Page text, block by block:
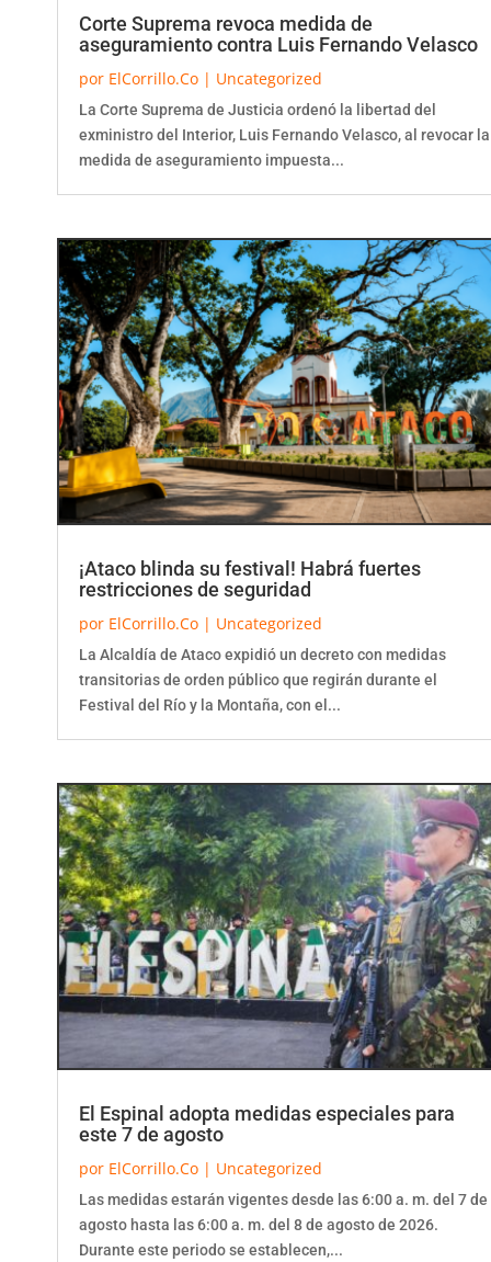
Corte Suprema revoca medida de
aseguramiento contra Luis Fernando Velasco
por ElCorrillo.Co | Uncategorized
La Corte Suprema de Justicia ordenó la libertad del
exministro del Interior, Luis Fernando Velasco, al revocar la
medida de aseguramiento impuesta...
¡Ataco blinda su festival! Habrá fuertes
restricciones de seguridad
por ElCorrillo.Co | Uncategorized
La Alcaldía de Ataco expidió un decreto con medidas
transitorias de orden público que regirán durante el
Festival del Río y la Montaña, con el...
El Espinal adopta medidas especiales para
este 7 de agosto
por ElCorrillo.Co | Uncategorized
Las medidas estarán vigentes desde las 6:00 a. m. del 7 de
agosto hasta las 6:00 a. m. del 8 de agosto de 2026.
Durante este periodo se establecen,...